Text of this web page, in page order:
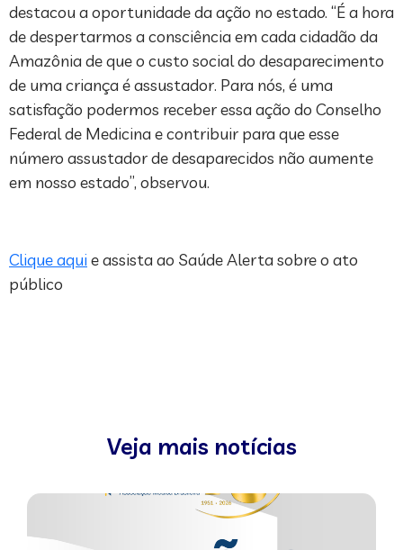
destacou a oportunidade da ação no estado. “É a hora
de despertarmos a consciência em cada cidadão da
Amazônia de que o custo social do desaparecimento
de uma criança é assustador. Para nós, é uma
satisfação podermos receber essa ação do Conselho
Federal de Medicina e contribuir para que esse
número assustador de desaparecidos não aumente
em nosso estado”, observou.
Clique aqui e assista ao Saúde Alerta sobre o ato
público
Veja mais notícias